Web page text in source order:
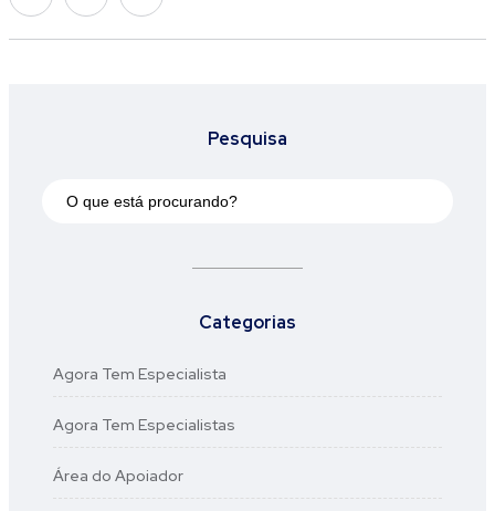
Pesquisa
Categorias
Agora Tem Especialista
Agora Tem Especialistas
Área do Apoiador